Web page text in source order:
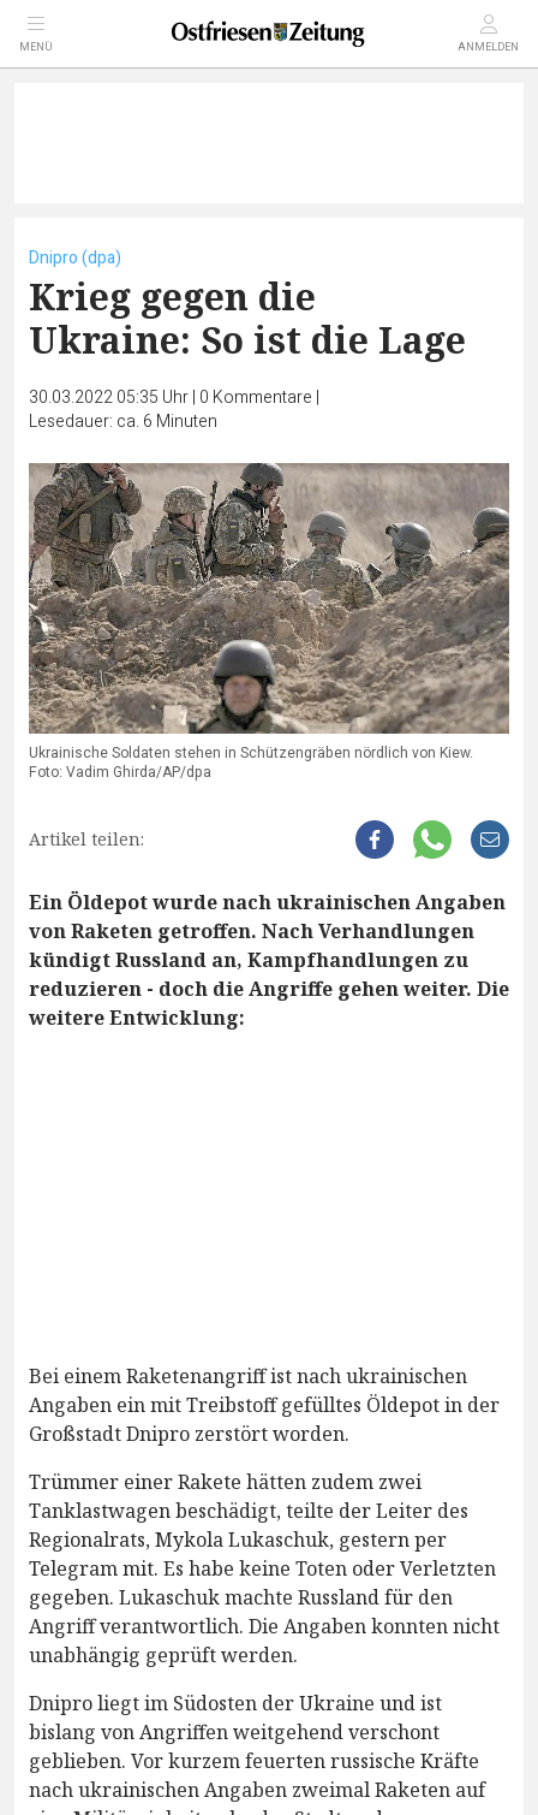
MENÜ ANMELDEN
Dnipro (dpa)
Krieg gegen die
Ukraine: So ist die Lage
30.03.2022 05:35 Uhr| 0 Kommentare |
Lesedauer: ca. 6 Minuten
Ukrainische Soldaten stehen in Schützengräben nördlich von Kiew.
Foto: Vadim Ghirda/AP/dpa
Artikel teilen:
Ein Öldepot wurde nach ukrainischen Angaben
von Raketen getroffen. Nach Verhandlungen
kündigt Russland an, Kampfhandlungen zu
reduzieren - doch die Angriffe gehen weiter. Die
weitere Entwicklung:
Bei einem Raketenangriff ist nach ukrainischen
Angaben ein mit Treibstoff gefülltes Öldepot in der
Großstadt Dnipro zerstört worden.
Trümmer einer Rakete hätten zudem zwei
Tanklastwagen beschädigt, teilte der Leiter des
Regionalrats, Mykola Lukaschuk, gestern per
Telegram mit. Es habe keine Toten oder Verletzten
gegeben. Lukaschuk machte Russland für den
Angriff verantwortlich. Die Angaben konnten nicht
unabhängig geprüft werden.
Dnipro liegt im Südosten der Ukraine und ist
bislang von Angriffen weitgehend verschont
geblieben. Vor kurzem feuerten russische Kräfte
nach ukrainischen Angaben zweimal Raketen auf